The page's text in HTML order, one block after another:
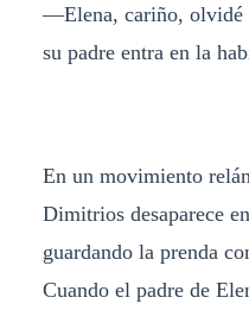
—Elena, cariño,
su padre entra en la
En un movimiento
Dimitrios desaparece
guardando la prenda
Cuando el padre de